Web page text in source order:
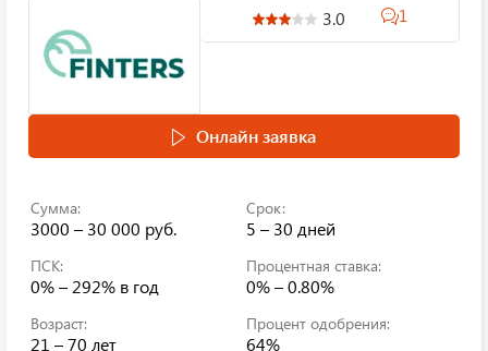
3.0 1
Онлайн заявка
Сумма:
3000 – 30 000 руб.
Срок:
5 – 30 дней
ПСК:
0% – 292% в год
Процентная ставка:
0% – 0.80%
Возраст:
21 – 70 лет
Процент одобрения:
64%